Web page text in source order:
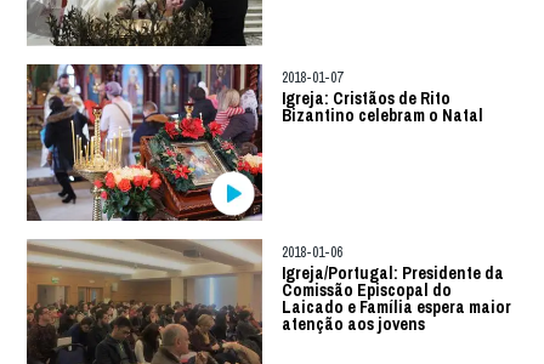
2018-01-07
Igreja: Cristãos de Rito
Bizantino celebram o Natal
2018-01-06
Igreja/Portugal: Presidente da
Comissão Episcopal do
Laicado e Família espera maior
atenção aos jovens